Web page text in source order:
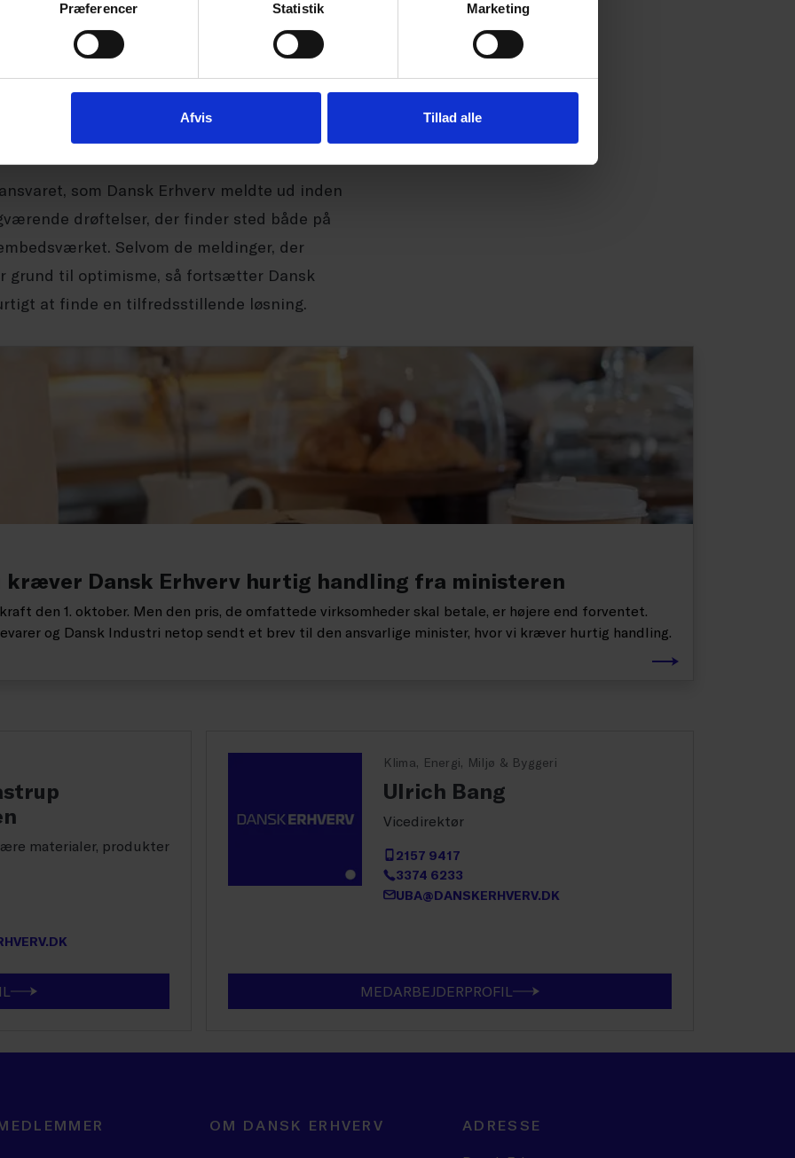
Præferencer Statistik Marketing
Afvis Tillad alle
Dels har miljøminister Magnus Heunicke
dialog med embedsværket og andre aktører.
man tager sagen meget alvorligt. Og ud fra
er det Dansk Erhvervs klare
problemstillingen fra politisk hånd.
som Dansk Erhverv meldte ud inden
drøftelser, der finder sted både på
Selvom de meldinger, der
grund til optimisme, så fortsætter Dansk
at finde en tilfredsstillende løsning.
kræver Dansk Erhverv hurtig handling fra ministeren
den 1. oktober. Men den pris, de omfattede virksomheder skal betale, er højere end forventet.
og Dansk Industri netop sendt et brev til den ansvarlige minister, hvor vi kræver hurtig handling.
materialer, produkter
Klima, Energi, Miljø & Byggeri
Ulrich Bang
Vicedirektør
2157 9417
3374 6233
UBA@DANSKERHVERV.DK
MEDARBEJDERPROFIL
OM DANSK ERHVERV ADRESSE